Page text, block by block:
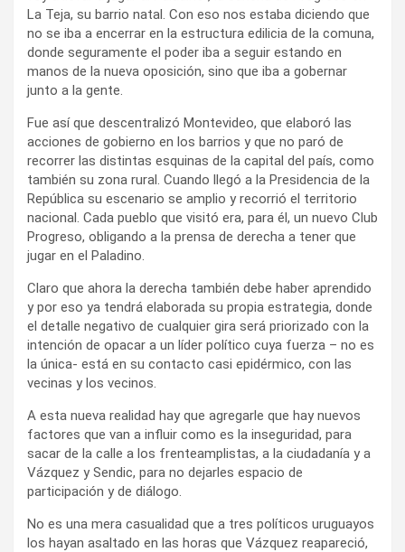
La Teja, su barrio natal. Con eso nos estaba diciendo que
no se iba a encerrar en la estructura edilicia de la comuna,
donde seguramente el poder iba a seguir estando en
manos de la nueva oposición, sino que iba a gobernar
junto a la gente.
Fue así que descentralizó Montevideo, que elaboró las
acciones de gobierno en los barrios y que no paró de
recorrer las distintas esquinas de la capital del país, como
también su zona rural. Cuando llegó a la Presidencia de la
República su escenario se amplio y recorrió el territorio
nacional. Cada pueblo que visitó era, para él, un nuevo Club
Progreso, obligando a la prensa de derecha a tener que
jugar en el Paladino.
Claro que ahora la derecha también debe haber aprendido
y por eso ya tendrá elaborada su propia estrategia, donde
el detalle negativo de cualquier gira será priorizado con la
intención de opacar a un líder político cuya fuerza – no es
la única- está en su contacto casi epidérmico, con las
vecinas y los vecinos.
A esta nueva realidad hay que agregarle que hay nuevos
factores que van a influir como es la inseguridad, para
sacar de la calle a los frenteamplistas, a la ciudadanía y a
Vázquez y Sendic, para no dejarles espacio de
participación y de diálogo.
No es una mera casualidad que a tres políticos uruguayos
los hayan asaltado en las horas que Vázquez reapareció,